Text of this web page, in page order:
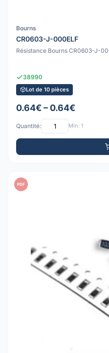
Bourns
CR0603-J-000ELF
Résistance Bourns CR0603-J-
38990
Lot de 10 pièces
0.64€ – 0.64€
Quantité: Min: 1
PDF